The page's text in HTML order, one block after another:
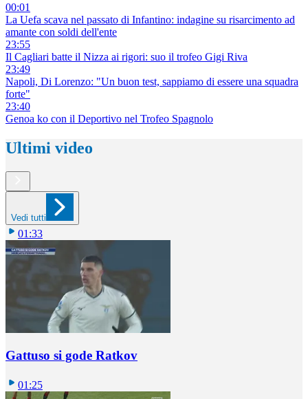
00:01
La Uefa scava nel passato di Infantino: indagine su risarcimento ad
amante con soldi dell'ente
23:55
Il Cagliari batte il Nizza ai rigori: suo il trofeo Gigi Riva
23:49
Napoli, Di Lorenzo: "Un buon test, sappiamo di essere una squadra
forte"
23:40
Genoa ko con il Deportivo nel Trofeo Spagnolo
Ultimi video
Vedi tutti
01:33
Gattuso si gode Ratkov
01:25